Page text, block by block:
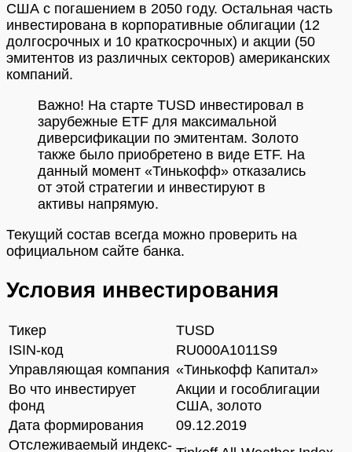
США с погашением в 2050 году. Остальная часть
инвестирована в корпоративные облигации (12
долгосрочных и 10 краткосрочных) и акции (50
эмитентов из различных секторов) американских
компаний.
Важно! На старте TUSD инвестировал в
зарубежные ETF для максимальной
диверсификации по эмитентам. Золото
также было приобретено в виде ETF. На
данный момент «Тинькофф» отказались
от этой стратегии и инвестируют в
активы напрямую.
Текущий состав всегда можно проверить на
официальном сайте банка.
Условия инвестирования
Тикер
TUSD
ISIN-код
RU000A1011S9
Управляющая компания «Тинькофф Капитал»
Во что инвестирует
фонд
Акции и гособлигации
США, золото
Дата формирования
09.12.2019
Отслеживаемый индекс-